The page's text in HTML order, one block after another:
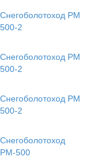
Снегоболотоход РМ
500-2
Снегоболотоход РМ
500-2
Снегоболотоход РМ
500-2
Снегоболотоход
РМ-500